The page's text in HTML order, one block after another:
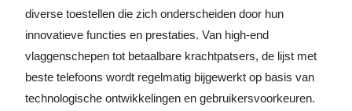
diverse toestellen die zich onderscheiden door hun
innovatieve functies en prestaties. Van high-end
vlaggenschepen tot betaalbare krachtpatsers, de lijst met
beste telefoons wordt regelmatig bijgewerkt op basis van
technologische ontwikkelingen en gebruikersvoorkeuren.